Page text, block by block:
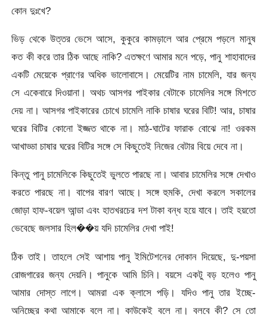
কোন দুঃখে?
ভিড় থেকে উত্তর ভেসে আসে, কুকুরে কামড়ালে আর প্রেমে পড়লে মানুষ
কত কী করে তার ঠিক আছে নাকি? এতক্ষণে আমার মনে পড়ে, পানু শাহাবাদের
একটি মেয়েকে প্রাণের অধিক ভালোবাসে। মেয়েটির নাম চামেলি, যার জন্য
সে একেবারে দিওয়ানা। অথচ আসগর পাইকার বেটাকে চামেলির সঙ্গে মিশতে
দেয় না। আসগর পাইকারের চোখে চামেলি নাকি চাষার ঘরের বিটি! আর, চাষার
ঘরের বিটির কোনো ইজ্জত থাকে না। মাঠ-ঘাটের ফারাক বোঝে না! ওরকম
আখাড্ডা চাষার ঘরের বিটির সঙ্গে সে কিছুতেই নিজের বেটার বিয়ে দেবে না।
কিন্তু পানু চামেলিকে কিছুতেই ভুলতে পারছে না। আবার চামেলির সঙ্গে দেখাও
করতে পারছে না। বাপের বারণ আছে। সঙ্গে হুমকি, দেখা করলে সকালের
জোড়া হাফ-বয়েল আন্ডা এবং হাতখরচের দশ টাকা বন্ধ হয়ে যাবে। তাই হয়তো
ভেবেছে জলসার হিল��য় যদি চামেলির দেখা পাই!
ঠিক তাই। তাহলে সেই আশায় পানু ইমিটেশনের দোকান দিয়েছে, দু-পয়সা
রোজগারের জন্য দেয়নি। পানুকে আমি চিনি। বয়সে একটু বড় হলেও পানু
আমার দোস্ত লাগে। আমরা এক ক্লাসে পড়ি। যদিও পানু তার ইচ্ছে-
অনিচ্ছের কথা আমাকে বলে না। কাউকেই বলে না। বলবে কী? সে তো